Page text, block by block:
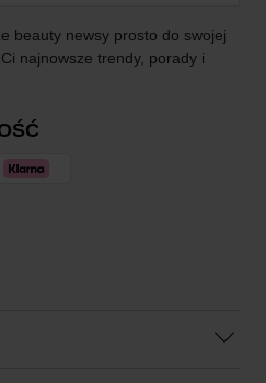
beauty newsy prosto do swojej
najnowsze trendy, porady i